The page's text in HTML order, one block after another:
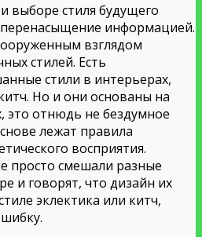
выборе стиля будущего
перенасыщение информацией.
взглядом
стилей. Есть
стили в интерьерах,
Но и они основаны на
это отнюдь не бездумное
лежат правила
восприятия.
просто смешали разные
и говорят, что дизайн их
эклектика или китч,